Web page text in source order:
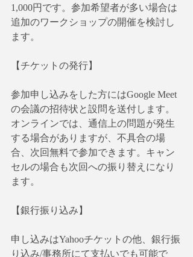
1,000円です。参加希望者が多い場合は
追加のワークショップの開催を検討し
ます。
【チケットの発行】
参加申し込みをした方にはGoogle Meet
の会議の招待状と設問を送付します。
オンラインでは、通信上の問題が発生
する場合がありますが、不具合の場
合、次回無料で参加できます。キャン
セルの場合も次回への振り替えになり
ます。
【銀行振り込み】
申し込みはYahooチケットの他、銀行振
り込み/事務所にて支払いでも可能で